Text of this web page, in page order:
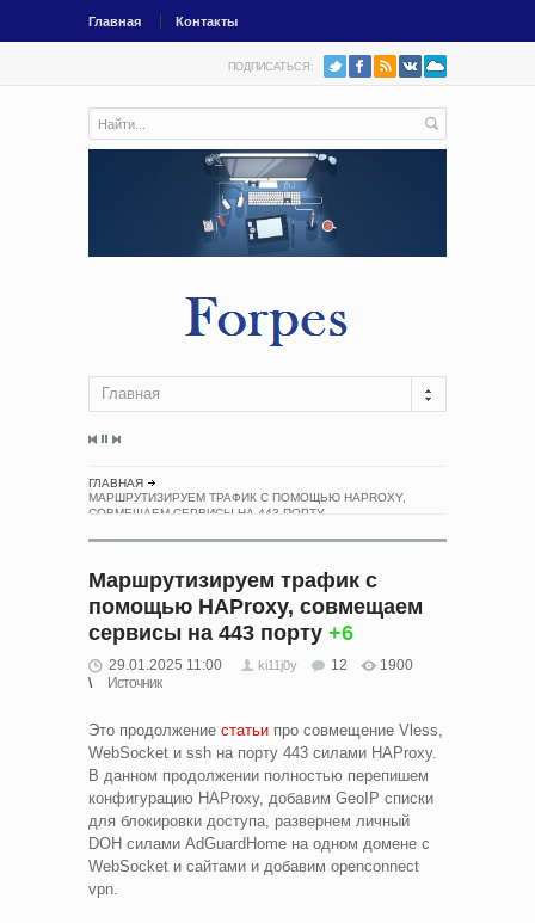
Главная Контакты
ПОДПИСАТЬСЯ:
Главная
ГЛАВНАЯ
МАРШРУТИЗИРУЕМ ТРАФИК С ПОМОЩЬЮ HAPROXY,
СОВМЕЩАЕМ СЕРВИСЫ НА 443 ПОРТУ
Маршрутизируем трафик с
помощью HAProxy, совмещаем
сервисы на 443 порту +6
29.01.2025 11:00 ki11j0y 12
1900
Источник
Это продолжение статьи про совмещение Vless,
WebSocket и ssh на порту 443 силами HAProxy.
В данном продолжении полностью перепишем
конфигурацию HAProxy, добавим GeoIP списки
для блокировки доступа, развернем личный
DOH силами AdGuardHome на одном домене с
WebSocket и сайтами и добавим openconnect
vpn.